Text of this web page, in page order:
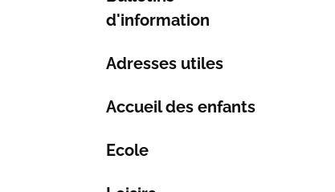
d'information
Adresses utiles
Accueil des enfants
Ecole